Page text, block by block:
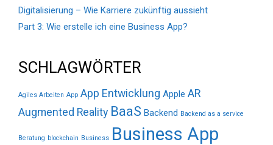
Digitalisierung – Wie Karriere zukünftig aussieht
Part 3: Wie erstelle ich eine Business App?
SCHLAGWÖRTER
Agiles Arbeiten App App Entwicklung Apple AR
Augmented Reality BaaS Backend Backend as a service
Beratung blockchain Business Business App